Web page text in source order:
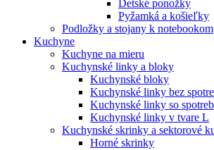
Detské ponožky
Pyžamká a košieľky
Podložky a stojany k notebookom
Kuchyne
Kuchyne na mieru
Kuchynské linky a bloky
Kuchynské bloky
Kuchynské linky bez
Kuchynské linky so
Kuchynské linky v tvare L
Kuchynské skrinky a sektorové
Horné skrinky